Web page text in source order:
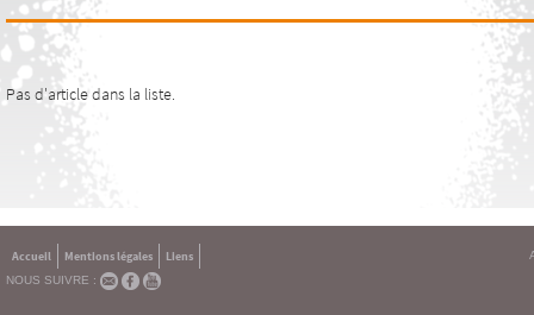
Pas d'article dans la liste.
Accueil Mentions légales
Liens
NOUS SUIVRE :